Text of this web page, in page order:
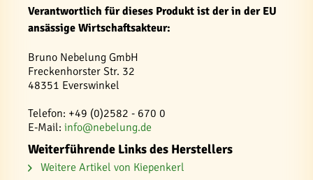
Verantwortlich für dieses Produkt ist der in der EU
ansässige Wirtschaftsakteur:
Bruno Nebelung GmbH
Freckenhorster Str. 32
48351 Everswinkel
Telefon: +49 (0)2582 - 670 0
E-Mail: info@nebelung.de
Weiterführende Links des Herstellers
Weitere Artikel von Kiepenkerl